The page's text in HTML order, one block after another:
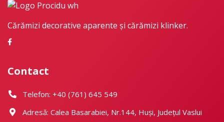
Cărămizi decorative aparente și cărămizi klinker.
Contact
Telefon: +40 (761) 645 549
Adresă: Calea Basarabiei, Nr.144, Huși, Județul Vaslui